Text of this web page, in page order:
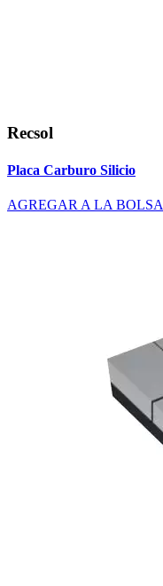
Recsol
Placa Carburo Silicio
AGREGAR A LA BOLSA